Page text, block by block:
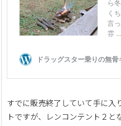
すでに販売終了していて手に入
トですが、レンコンテント２と